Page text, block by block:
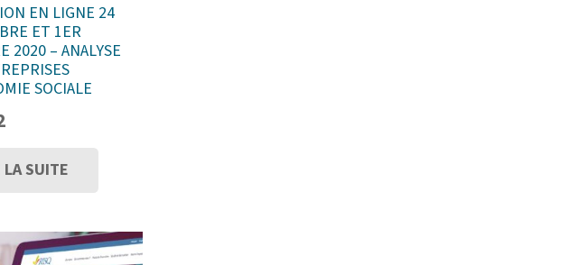
EN LIGNE 24
ET 1ER
2020 – ANALYSE
SOCIALE
LA SUITE